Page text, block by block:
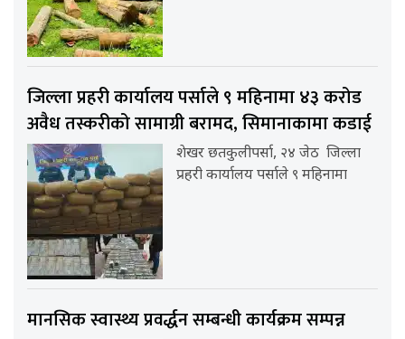
जिल्ला प्रहरी कार्यालय पर्साले ९ महिनामा ४३ करोड
अवैध तस्करीको सामाग्री बरामद, सिमानाकामा कडाई
शेखर छतकुलीपर्सा, २४ जेठ जिल्ला
प्रहरी कार्यालय पर्साले ९ महिनामा
मानसिक स्वास्थ्य प्रवर्द्धन सम्बन्धी कार्यक्रम सम्पन्न